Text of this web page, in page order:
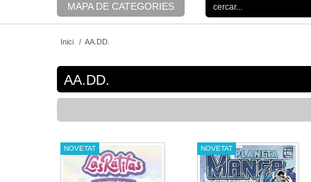
MAPA DE CATEGORIES
Inici / AA.DD.
AA.DD.
NOVETAT NOVETAT